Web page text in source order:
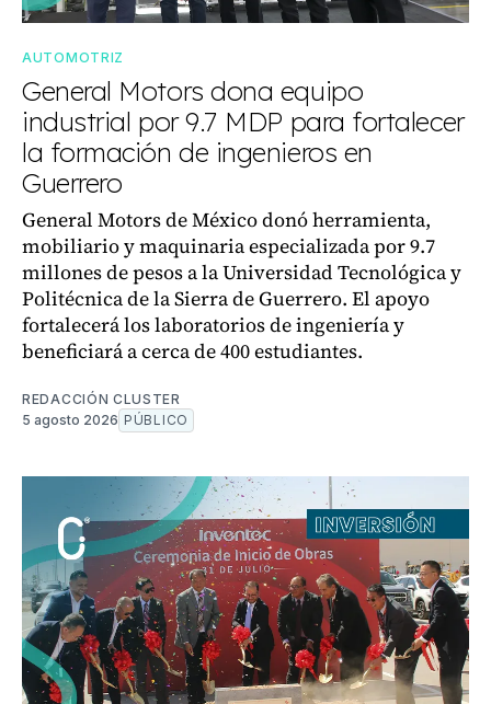
AUTOMOTRIZ
General Motors dona equipo
industrial por 9.7 MDP para fortalecer
la formación de ingenieros en
Guerrero
General Motors de México donó herramienta,
mobiliario y maquinaria especializada por 9.7
millones de pesos a la Universidad Tecnológica y
Politécnica de la Sierra de Guerrero. El apoyo
fortalecerá los laboratorios de ingeniería y
beneficiará a cerca de 400 estudiantes.
REDACCIÓN CLUSTER
5 agosto 2026 PÚBLICO